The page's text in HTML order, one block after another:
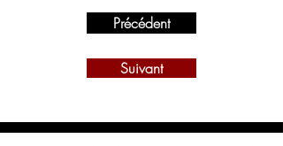
Précédent
Suivant